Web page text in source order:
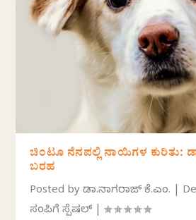
ಚಿಂಟೂ ನೆನಪಲ್ಲಿ ನಾಯಿಗಳ ಕುರಿತು:
ಬರಹ
Posted byಡಾ.ನಾಗರಾಜ್ ಕೆ.ಎಂ.
ಸಂಪಿಗೆ ಸ್ಪೆಷಲ್|